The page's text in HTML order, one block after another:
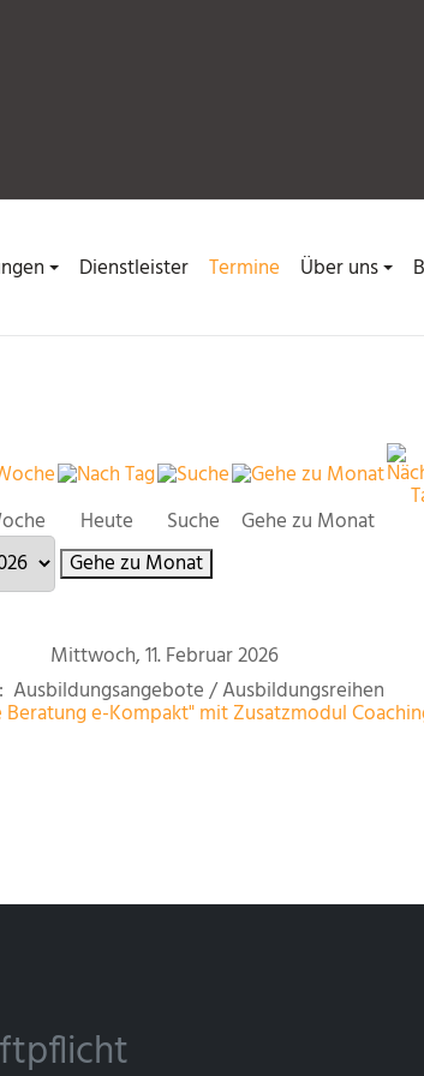
Dienstleister Termine Über uns
Heute Suche
Gehe zu Monat
Gehe zu Monat
Mittwoch, 11. Februar 2026
Ausbildungsangebote / Ausbildungsreihen
e-Kompakt" mit Zusatzmodul